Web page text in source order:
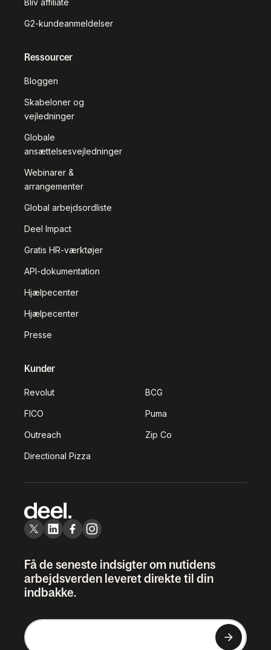
Bliv affiliate
G2-kundeanmeldelser
Ressourcer
Bloggen
Skabeloner og
vejledninger
Globale
ansættelsesvejledninger
Webinarer &
arrangementer
Global arbejdsordliste
Deel Impact
Gratis HR-værktøjer
API-dokumentation
Hjælpecenter
Hjælpecenter
Presse
Kunder
Revolut BCG
FICO Puma
Outreach Zip Co
Directional Pizza
Få de seneste indsigter om nutidens
arbejdsverden leveret direkte til din
indbakke.